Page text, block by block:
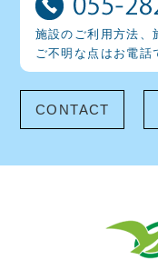
施設のご利用方法、
ご不明な点はお電話
CONTACT